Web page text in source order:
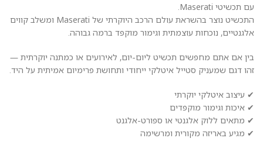
עם תכשיטי Maserati.
התכשיט נוצר בהשראת עולם הרכב היוקרתי של Maserati ומשלב קווים
אלגנטיים, נוכחות עוצמתית וגימור מוקפד ברמה גבוהה.
בין אם אתם מחפשים תכשיט ליום-יום, לאירועים או כמתנה יוקרתית —
זהו דגם שמעניק סטייל איטלקי ייחודי ותחושת פרימיום אמיתית על היד.
✔ עיצוב איטלקי יוקרתי
✔ איכות וגימור מוקפדים
✔ מתאים ללוק אלגנטי או ספורט-אלגנט
✔ מגיע באריזה מקורית ומרשימה